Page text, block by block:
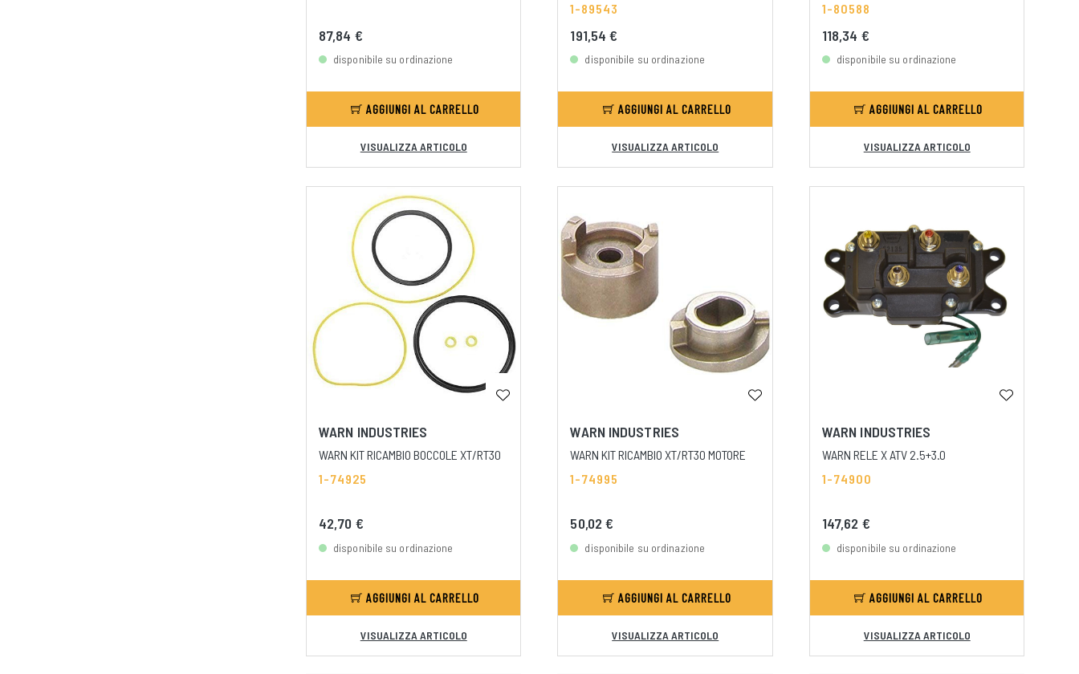
87,84 €
disponibile su ordinazione
AGGIUNGI AL CARRELLO
VISUALIZZA ARTICOLO
1-89543
191,54 €
disponibile su ordinazione
AGGIUNGI AL CARRELLO
VISUALIZZA ARTICOLO
1-80588
118,34 €
disponibile su ordinazione
AGGIUNGI AL CARRELLO
VISUALIZZA ARTICOLO
WARN INDUSTRIES
WARN KIT RICAMBIO BOCCOLE XT/RT30
1-74925
42,70 €
disponibile su ordinazione
AGGIUNGI AL CARRELLO
VISUALIZZA ARTICOLO
WARN INDUSTRIES
WARN KIT RICAMBIO XT/RT30 MOTORE
1-74995
50,02 €
disponibile su ordinazione
AGGIUNGI AL CARRELLO
VISUALIZZA ARTICOLO
WARN INDUSTRIES
WARN RELE X ATV 2.5+3.0
1-74900
147,62 €
disponibile su ordinazione
AGGIUNGI AL CARRELLO
VISUALIZZA ARTICOLO